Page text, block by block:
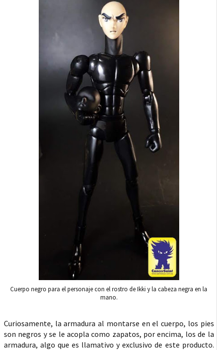
Cuerpo negro para el personaje con el rostro de Ikki y la cabeza negra en la
mano.
Curiosamente, la armadura al montarse en el cuerpo, los pies
son negros y se le acopla como zapatos, por encima, los de la
armadura, algo que es llamativo y exclusivo de este producto.